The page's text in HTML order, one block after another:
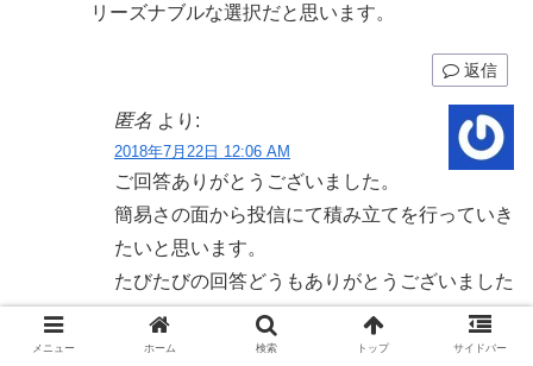
リーズナブルな選択だと思います。
返信
匿名 より:
2018年7月22日 12:06 AM
ご回答ありがとうございました。
簡易さの面から投信にて積み立てを行っていき
たいと思います。
たびたびの回答どうもありがとうございました
返信
メニュー ホーム 検索 トップ サイドバー